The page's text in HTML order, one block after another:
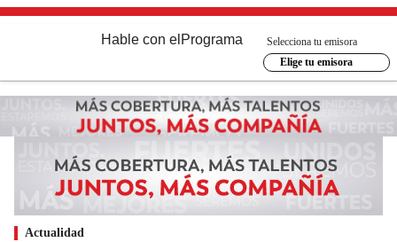
Hable con el Programa
Selecciona tu emisora
Elige tu emisora
Actualidad